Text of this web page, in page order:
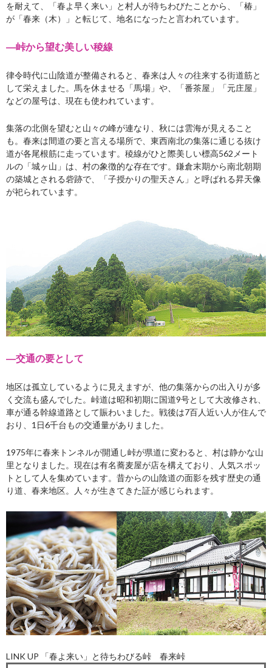
を耐えて、「春よ早く来い」と村人が待ちわびたことから、「椿」
が「春来（木）」と転じて、地名になったと言われています。
―峠から望む美しい稜線
律令時代に山陰道が整備されると、春来は人々の往来する街道筋と
して栄えました。馬を休ませる「馬場」や、「番茶屋」「元庄屋」
などの屋号は、現在も使われています。
集落の北側を望むと山々の峰が連なり、秋には雲海が見えること
も。春来は間道の要と言える場所で、東西南北の集落に通じる抜け
道が各尾根筋に走っています。稜線がひと際美しい標高562メート
ルの「城ヶ山」は、村の象徴的な存在です。鎌倉末期から南北朝期
の築城とされる砦跡で、「子授かりの聖天さん」と呼ばれる昇天像
が祀られています。
―交通の要として
地区は孤立しているように見えますが、他の集落からの出入りが多
く交流も盛んでした。峠道は昭和初期に国道9号として大改修され、
車が通る幹線道路として賑わいました。戦後は7百人近い人が住んで
おり、1日6千台もの交通量がありました。
1975年に春来トンネルが開通し峠が県道に変わると、村は静かな山
里となりました。現在は有名蕎麦屋が店を構えており、人気スポッ
トとして人を集めています。昔からの山陰道の面影を残す歴史の通
り道、春来地区。人々が生きてきた証が感じられます。
LINK UP 「春よ来い」と待ちわびる峠 春来峠